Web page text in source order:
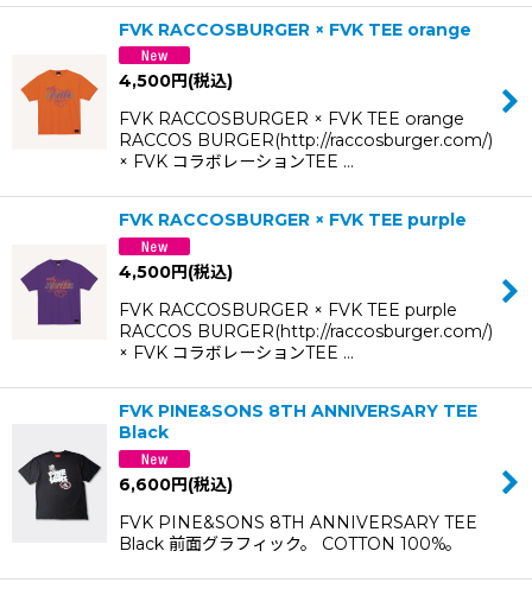
FVK RACCOSBURGER × FVK TEE orange
4,500円(税込)
FVK RACCOSBURGER × FVK TEE orange
RACCOS BURGER(http://raccosburger.com/)
× FVK コラボレーションTEE …
FVK RACCOSBURGER × FVK TEE purple
4,500円(税込)
FVK RACCOSBURGER × FVK TEE purple
RACCOS BURGER(http://raccosburger.com/)
× FVK コラボレーションTEE …
FVK PINE&SONS 8TH ANNIVERSARY TEE
Black
6,600円(税込)
FVK PINE&SONS 8TH ANNIVERSARY TEE
Black 前面グラフィック。 COTTON 100%。